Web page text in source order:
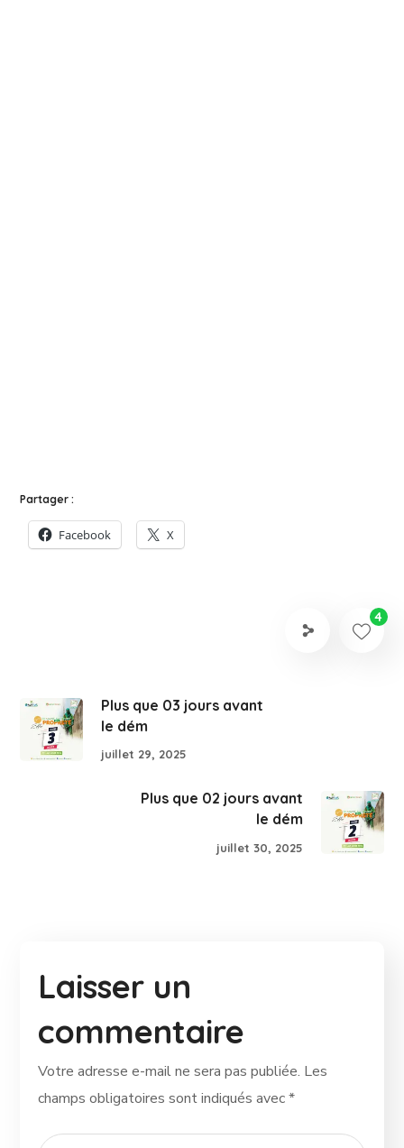
Partager :
Facebook X
4
Plus que 03 jours avant
le dém
juillet 29, 2025
Plus que 02 jours avant
le dém
juillet 30, 2025
Laisser un
commentaire
Votre adresse e-mail ne sera pas publiée. Les
champs obligatoires sont indiqués avec*